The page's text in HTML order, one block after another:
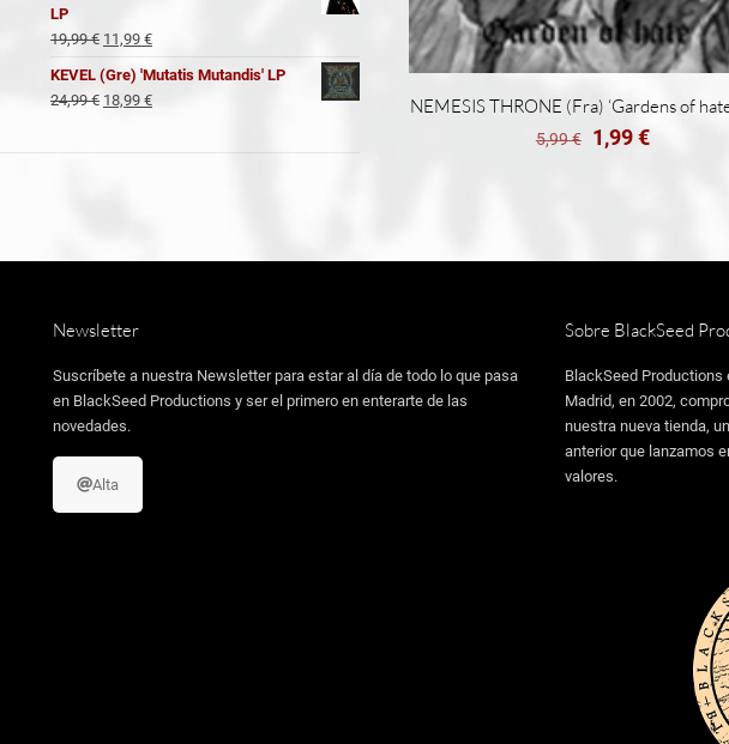
NEMESIS THRONE (Fra) ‘Gardens of
5,99€ El
1,99€El
19,99 €.11,99 €.
LP
19,99€ El
original
era:
11,99 €El
es:
KEVEL (Gre) 'Mutatis Mutandis' LP
24,99€ El
18,99 €El
Newsletter
Suscríbete a nuestra Newsletter para estar al día de todo lo que pasa
en BlackSeed Productions y ser el primero en enterarte de las
novedades.
Alta
Sobre BlackSeed
BlackSeed
Madrid, en 2002,
nuestra nueva tienda,
anterior que lanzamos
valores.